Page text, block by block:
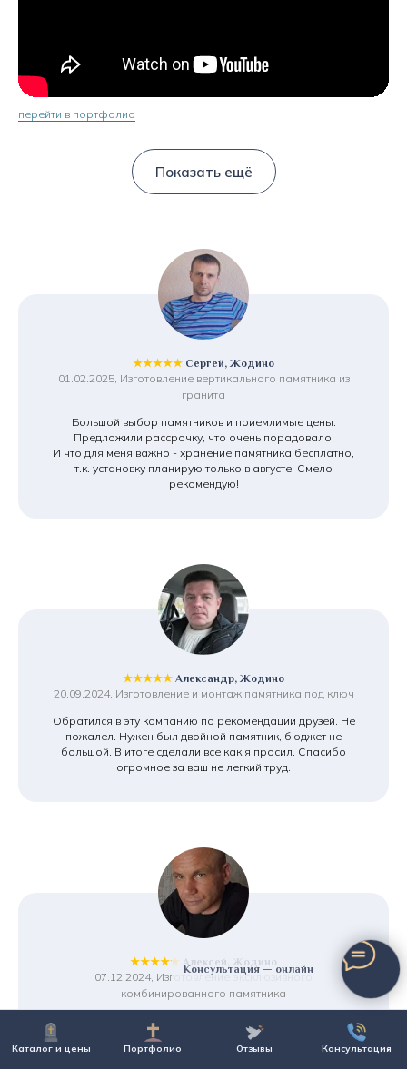
Каталог и цены Портфолио Отзывы Консультация
Консультация — онлайн
перейти в портфолио
Показать ещё
★★★★★ Сергей, Жодино
01.02.2025, Изготовление вертикального памятника из
гранита
Большой выбор памятников и приемлимые цены.
Предложили рассрочку, что очень порадовало.
И что для меня важно - хранение памятника бесплатно,
т.к. установку планирую только в августе. Смело
рекомендую!
★★★★★ Александр, Жодино
20.09.2024, Изготовление и монтаж памятника под ключ
Обратился в эту компанию по рекомендации друзей. Не
пожалел. Нужен был двойной памятник, бюджет не
большой. В итоге сделали все как я просил. Спасибо
огромное за ваш не легкий труд.
★★★★★ Алексей, Жодино
07.12.2024, Изготовление эксклюзивного
комбинированного памятника
В этой компании мы ставим уже второй памятник.
Устраивает и соотношение цена/качество, и главное
отношение к делу ее сотрудников. У монтажников просто